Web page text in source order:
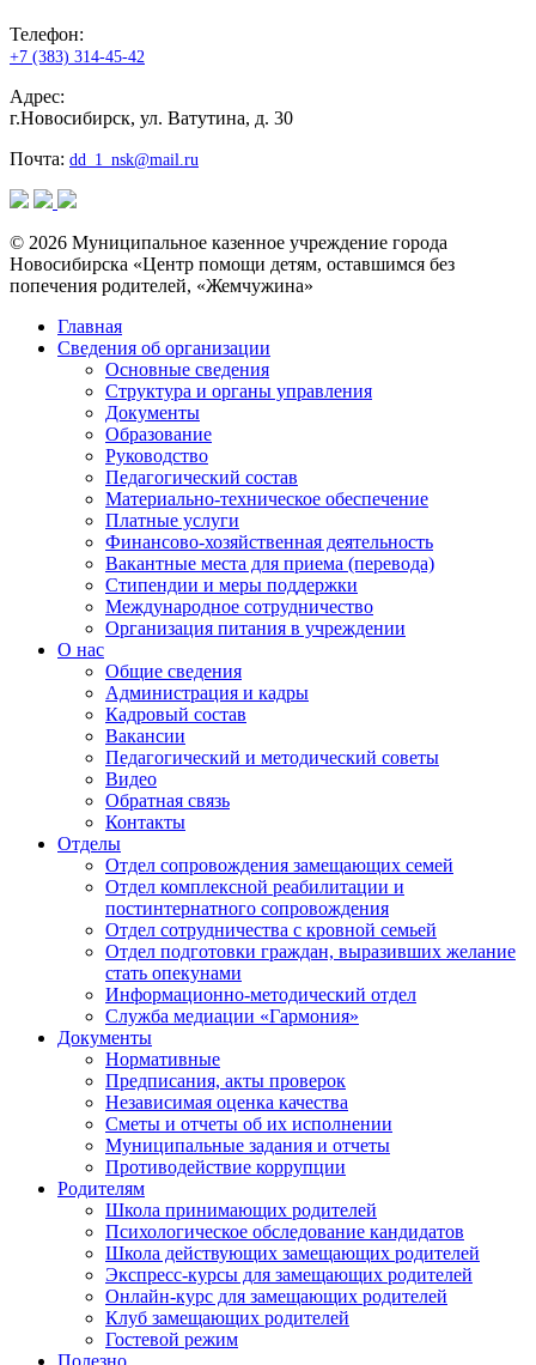
Телефон:
+7 (383) 314-45-42
Адрес:
г.Новосибирск, ул. Ватутина, д. 30
Почта: dd_1_nsk@mail.ru
© 2026 Муниципальное казенное учреждение города
Новосибирска «Центр помощи детям, оставшимся без
попечения родителей, «Жемчужина»
Главная
Сведения об организации
Основные сведения
Структура и органы управления
Документы
Образование
Руководство
Педагогический состав
Материально-техническое обеспечение
Платные услуги
Финансово-хозяйственная деятельность
Вакантные места для приема (перевода)
Стипендии и меры поддержки
Международное сотрудничество
Организация питания в учреждении
О нас
Общие сведения
Администрация и кадры
Кадровый состав
Вакансии
Педагогический и методический советы
Видео
Обратная связь
Контакты
Отделы
Отдел сопровождения замещающих семей
Отдел комплексной реабилитации и
постинтернатного сопровождения
Отдел сотрудничества с кровной семьей
Отдел подготовки граждан, выразивших желание
стать опекунами
Информационно-методический отдел
Служба медиации «Гармония»
Документы
Нормативные
Предписания, акты проверок
Независимая оценка качества
Сметы и отчеты об их исполнении
Муниципальные задания и отчеты
Противодействие коррупции
Родителям
Школа принимающих родителей
Психологическое обследование кандидатов
Школа действующих замещающих родителей
Экспресс-курсы для замещающих родителей
Онлайн-курс для замещающих родителей
Клуб замещающих родителей
Гостевой режим
Полезно